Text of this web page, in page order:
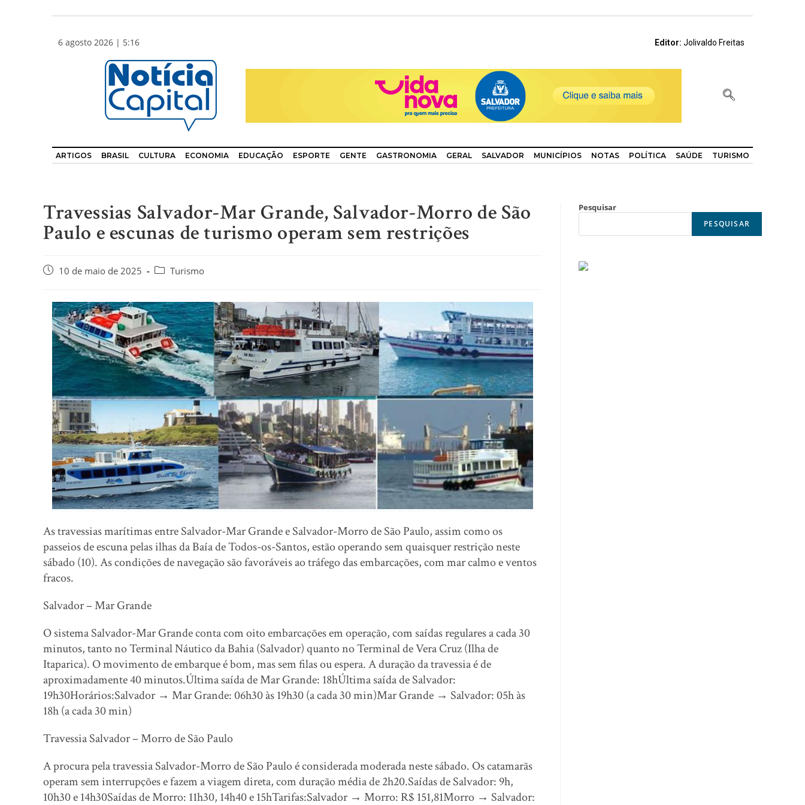
6 agosto 2026 | 5:16 Editor:Jolivaldo Freitas
ARTIGOS BRASIL CULTURA ECONOMIA EDUCAÇÃO ESPORTE GENTE GASTRONOMIA GERAL SALVADOR MUNICÍPIOS NOTAS POLÍTICA SAÚDE TURISMO
Travessias Salvador-Mar Grande, Salvador-Morro de São
Paulo e escunas de turismo operam sem restrições
10 de maio de 2025 Turismo
As travessias marítimas entre Salvador-Mar Grande e Salvador-Morro de São Paulo, assim como os
passeios de escuna pelas ilhas da Baía de Todos-os-Santos, estão operando sem quaisquer restrição neste
sábado (10). As condições de navegação são favoráveis ao tráfego das embarcações, com mar calmo e ventos
fracos.
Salvador – Mar Grande
O sistema Salvador-Mar Grande conta com oito embarcações em operação, com saídas regulares a cada 30
minutos, tanto no Terminal Náutico da Bahia (Salvador) quanto no Terminal de Vera Cruz (Ilha de
Itaparica). O movimento de embarque é bom, mas sem filas ou espera. A duração da travessia é de
aproximadamente 40 minutos.Última saída de Mar Grande: 18hÚltima saída de Salvador:
19h30Horários:Salvador → Mar Grande: 06h30 às 19h30 (a cada 30 min)Mar Grande → Salvador: 05h às
18h (a cada 30 min)
Travessia Salvador – Morro de São Paulo
A procura pela travessia Salvador-Morro de São Paulo é considerada moderada neste sábado. Os catamarãs
operam sem interrupções e fazem a viagem direta, com duração média de 2h20.Saídas de Salvador: 9h,
10h30 e 14h30Saídas de Morro: 11h30, 14h40 e 15hTarifas:Salvador → Morro: R$ 151,81Morro → Salvador:
Pesquisar
PESQUISAR